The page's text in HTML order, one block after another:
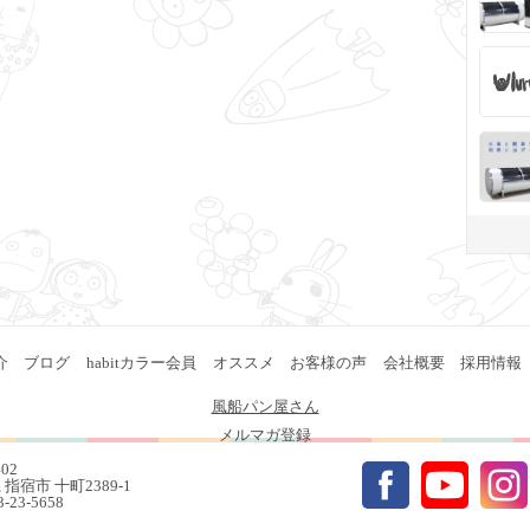
ブログ habitカラー会員 オススメ お客様の声 会社概要 採用情報
メルマガ登録
風船パン屋さん
宿市 十町2389-1
23-5658